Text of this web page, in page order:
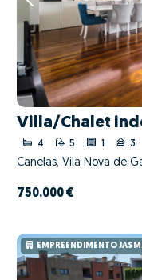
Villa/Chalet
4 5 3
Canelas, Vila Nova de
750.000 €
EMPREENDIMENTO